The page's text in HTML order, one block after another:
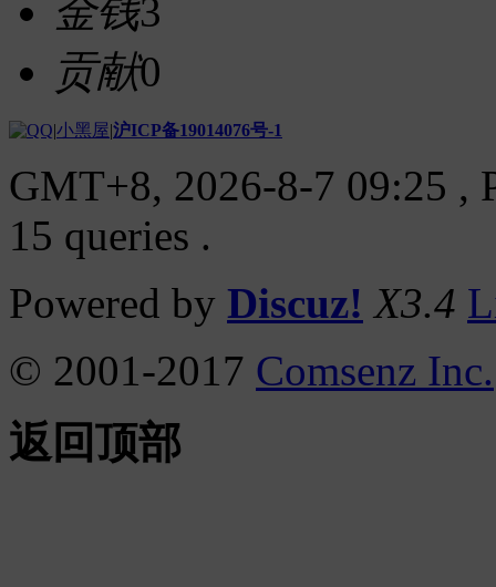
金钱3
贡献0
|小黑屋|沪ICP备19014076号-1
GMT+8, 2026-8-7 09:25 ,
15 queries .
Powered by Discuz! X3.4
© 2001-2017 Comsenz Inc.
返回顶部